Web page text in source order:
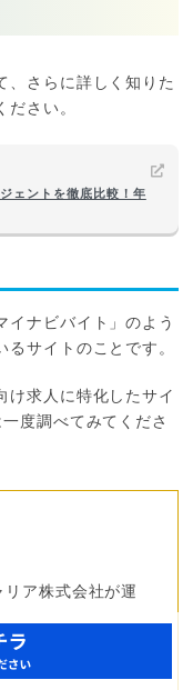
、さらに詳しく知りた
さい。
ェントを徹底比較！年
イナビバイト」のよう
サイトのことです。
け求人に特化したサイ
度調べてみてくださ
リア株式会社が運
、地方に住んで